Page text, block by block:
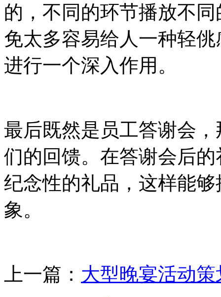
的，不同的环节播放不
免太多容易给人一种轻
进行一个深入作用。
最后既然是员工答谢会
们的回馈。在答谢会后
纪念性的礼品，这样能
象。
上一篇： 大型晚宴活动